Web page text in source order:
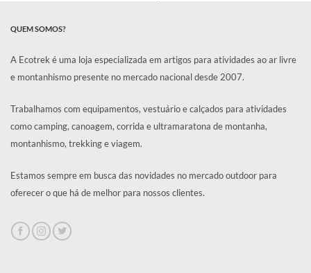
QUEM SOMOS?
A Ecotrek é uma loja especializada em artigos para atividades ao ar livre
e montanhismo presente no mercado nacional desde 2007.
Trabalhamos com equipamentos, vestuário e calçados para atividades
como camping, canoagem, corrida e ultramaratona de montanha,
montanhismo, trekking e viagem.
Estamos sempre em busca das novidades no mercado outdoor para
oferecer o que há de melhor para nossos clientes.